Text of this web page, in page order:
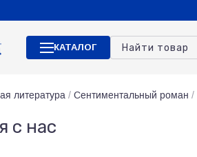
КАТАЛОГ
литература / Сентиментальный роман /
с нас